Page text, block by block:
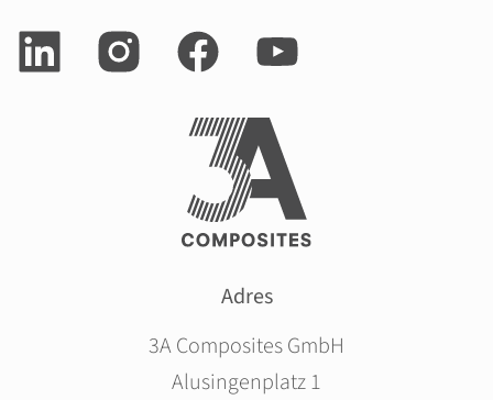
Adres
3A Composites GmbH
Alusingenplatz 1